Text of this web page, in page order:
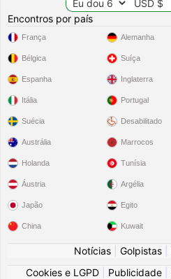
Encontros por país
França
Bélgica
Espanha
Itália
Suécia
Alemanha
Suíça
Inglaterra
Portugal
Desabilitado
Austrália
Holanda
Áustria
Japão
China
Marrocos
Tunísia
Argélia
Egito
Kuwait
Notícias Golpistas
Cookies e LGPD
Publicidade